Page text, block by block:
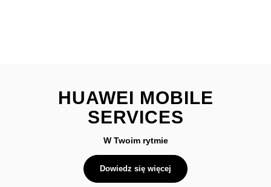
HUAWEI MOBILE
SERVICES
W Twoim rytmie
Dowiedz się więcej